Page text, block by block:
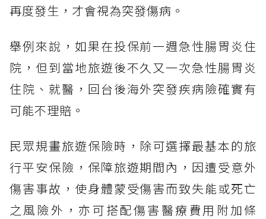
再度發生，才會視為突發傷病。
舉例來說，如果在投保前一週急性腸胃炎住
院，但到當地旅遊後不久又一次急性腸胃炎
住院、就醫，回台後海外突發疾病險確實有
可能不理賠。
民眾規畫旅遊保險時，除可選擇最基本的旅
行平安保險，保障旅遊期間內，因遭受意外
傷害事故，使身體蒙受傷害而致失能或死亡
之風險外，亦可搭配傷害醫療費用附加條